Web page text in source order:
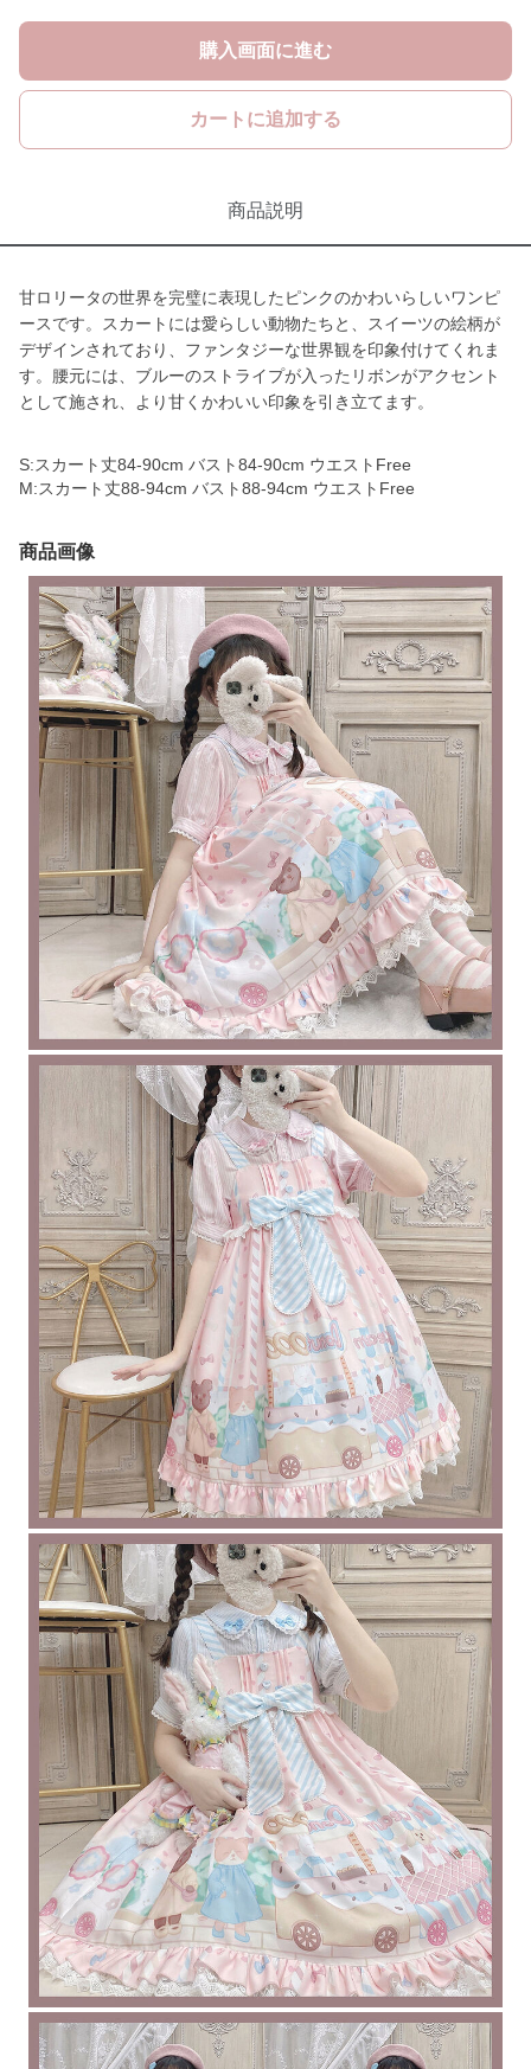
購入画面に進む
カートに追加する
商品説明
甘ロリータの世界を完璧に表現したピンクのかわいらしいワンピ
ースです。スカートには愛らしい動物たちと、スイーツの絵柄が
デザインされており、ファンタジーな世界観を印象付けてくれま
す。腰元には、ブルーのストライプが入ったリボンがアクセント
として施され、より甘くかわいい印象を引き立てます。
S:スカート丈84-90cm バスト84-90cm ウエストFree
M:スカート丈88-94cm バスト88-94cm ウエストFree
商品画像